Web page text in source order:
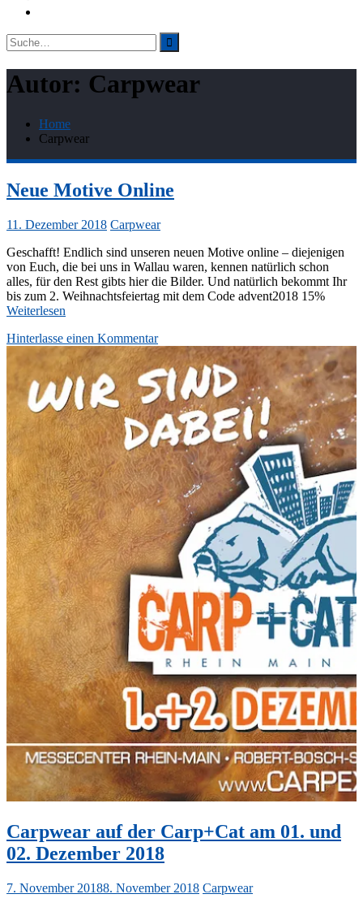
Suchergebnis
für:
Autor: Carpwear
Home
Carpwear
Neue Motive Online
11. Dezember 2018 Carpwear
Geschafft! Endlich sind unseren neuen Motive online – diejenigen
von Euch, die bei uns in Wallau waren, kennen natürlich schon
alles, für den Rest gibts hier die Bilder. Und natürlich bekommt Ihr
bis zum 2. Weihnachtsfeiertag mit dem Code advent2018 15%
Weiterlesen
Hinterlasse einen Kommentar
Carpwear auf der Carp+Cat am 01. und
02. Dezember 2018
7. November 20188. November 2018 Carpwear